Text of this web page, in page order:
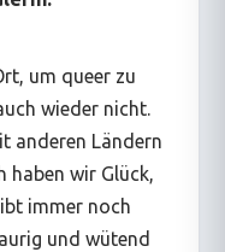
um queer zu
wieder nicht.
anderen Ländern
haben wir Glück,
immer noch
und wütend